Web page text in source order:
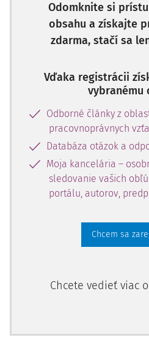
Odomknite si
obsahu a získajte
zdarma, stačí sa
Vďaka registrácii
vybranému
Odborné články z
pracovnoprávnych
Databáza otázok a
Moja kancelária –
sledovanie vašich
portálu, autorov,
Chcem sa
Chcete vedieť viac o